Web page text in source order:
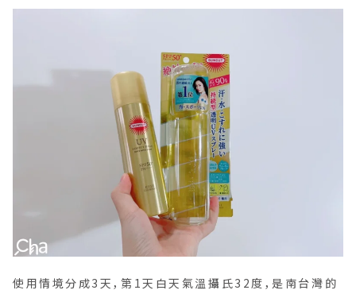
使用情境分成3天，第1天白天氣溫攝氏32度，是南台灣的